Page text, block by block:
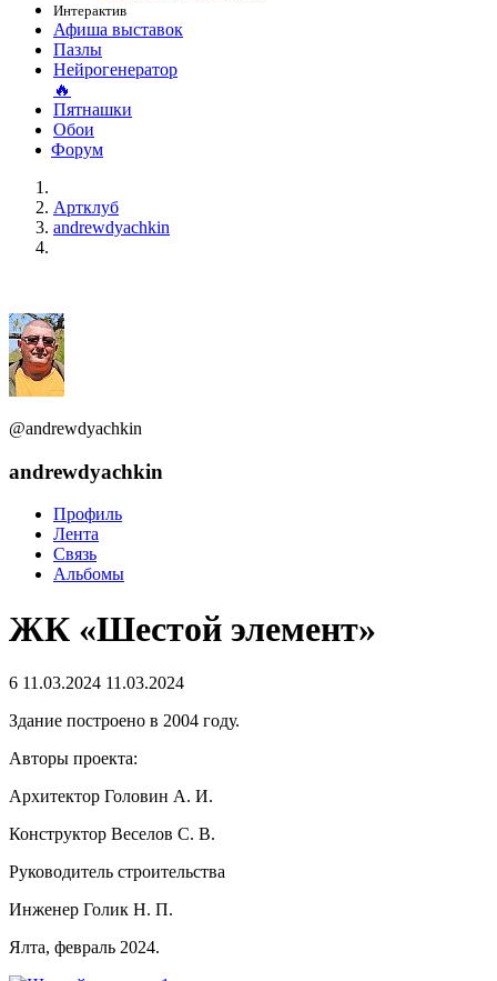
Интерактив
Афиша выставок
Пазлы
Нейрогенератор
🔥
Пятнашки
Обои
Форум
Артклуб
andrewdyachkin
@andrewdyachkin
andrewdyachkin
Профиль
Лента
Связь
Альбомы
ЖК «Шестой элемент»
6 11.03.2024 11.03.2024
Здание построено в 2004 году.
Авторы проекта:
Архитектор Головин А. И.
Конструктор Веселов С. В.
Руководитель строительства
Инженер Голик Н. П.
Ялта, февраль 2024.